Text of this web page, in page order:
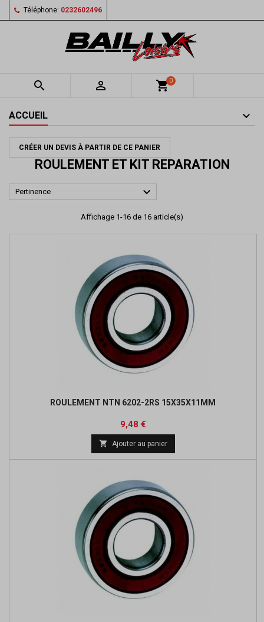
Téléphone: 0232602496
  shopping_cart0
ACCUEIL
CRÉER UN DEVIS À PARTIR DE CE PANIER
ROULEMENT ET KIT REPARATION
Pertinence 
Affichage 1-16 de 16 article(s)
ROULEMENT NTN 6202-2RS 15X35X11MM
Prix
9,48 €Prix
base
 Ajouter au panier